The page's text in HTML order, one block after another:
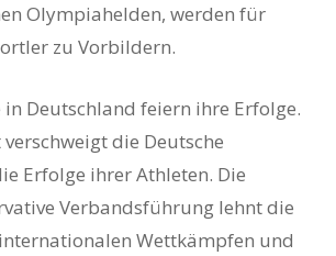
Olympiahelden, werden für
zu Vorbildern.
in Deutschland feiern ihre Erfolge.
die Deutsche
Erfolge ihrer Athleten. Die
Verbandsführung lehnt die
Wettkämpfen und